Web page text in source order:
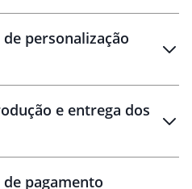
brinde
personalização
e entrega dos
de pagamento